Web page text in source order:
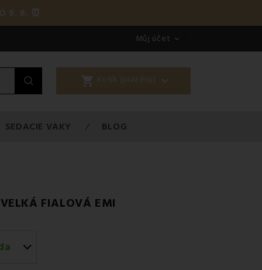
9. 8. ⏰
Můj účet 
shopping_cart Košík (prázdný) 
SEDACIE VAKY BLOG
FIALOVÁ EMI